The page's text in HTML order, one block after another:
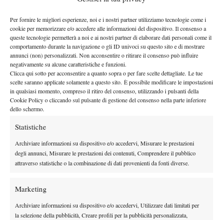
Per fornire le migliori esperienze, noi e i nostri partner utilizziamo tecnologie come i
cookie per memorizzare e/o accedere alle informazioni del dispositivo. Il consenso a
queste tecnologie permetterà a noi e ai nostri partner di elaborare dati personali come il
comportamento durante la navigazione o gli ID univoci su questo sito e di mostrare
annunci (non) personalizzati. Non acconsentire o ritirare il consenso può influire
negativamente su alcune caratteristiche e funzioni.
Clicca qui sotto per acconsentire a quanto sopra o per fare scelte dettagliate. Le tue
scelte saranno applicate solamente a questo sito. È possibile modificare le impostazioni
in qualsiasi momento, compreso il ritiro del consenso, utilizzando i pulsanti della
Cookie Policy o cliccando sul pulsante di gestione del consenso nella parte inferiore
dello schermo.
Statistiche
Archiviare informazioni su dispositivo e/o accedervi, Misurare le prestazioni
degli annunci, Misurare le prestazioni dei contenuti, Comprendere il pubblico
attraverso statistiche o la combinazione di dati provenienti da fonti diverse.
Marketing
Archiviare informazioni su dispositivo e/o accedervi, Utilizzare dati limitati per
la selezione della pubblicità, Creare profili per la pubblicità personalizzata,
IL PROGRAMMA DI GIOVEDI 14 MAGGIO
Campo Centrale
ore 13.00 –(1) Sinnervs (12) Rublev
non prima delle 15.00 – (26) Cirstea vs (3) Gauff
non prima delle 19.00 – (LL) Landaluce vs (7) Medvedev
non prima delle 20.30 – (4) Swiatek vs Svitolina/Rybakina
Masters 1000 Montreal 2026:
Bolelli/Vavassori fuori al primo turno